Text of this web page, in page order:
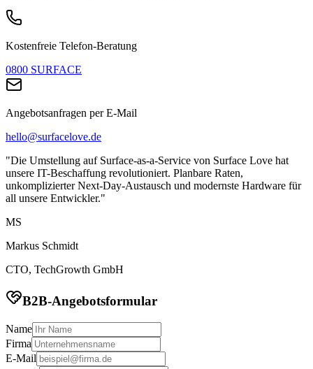
Kostenfreie Telefon-Beratung
0800 SURFACE
Angebotsanfragen per E-Mail
hello@surfacelove.de
"Die Umstellung auf Surface-as-a-Service von Surface Love hat
unsere IT-Beschaffung revolutioniert. Planbare Raten,
unkomplizierter Next-Day-Austausch und modernste Hardware für
all unsere Entwickler."
MS
Markus Schmidt
CTO, TechGrowth GmbH
B2B-Angebotsformular
Name
Firma
E-Mail